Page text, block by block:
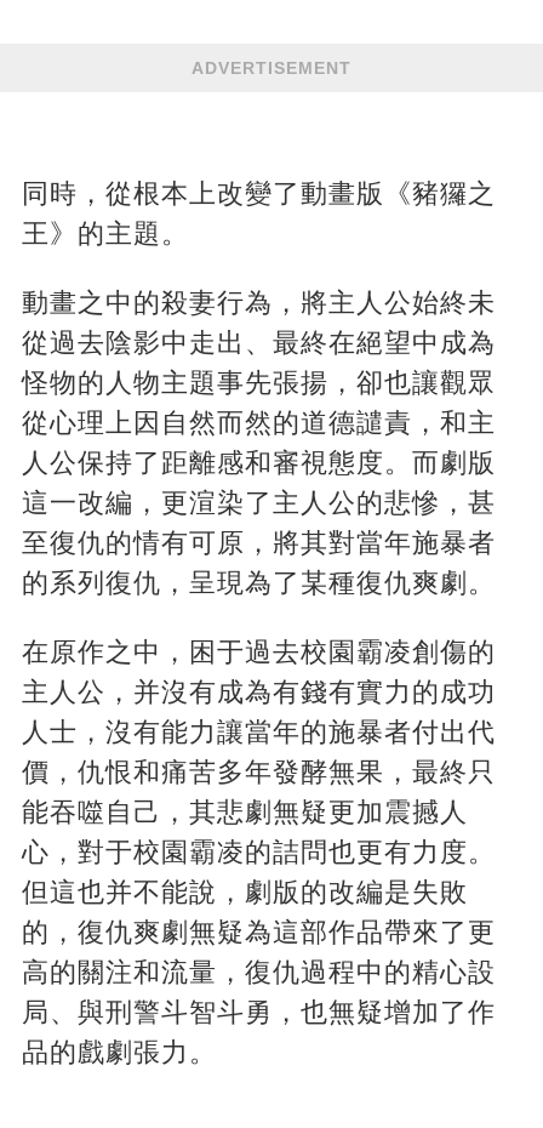
ADVERTISEMENT
同時，從根本上改變了動畫版《豬玀之
王》的主題。
動畫之中的殺妻行為，將主人公始終未
從過去陰影中走出、最終在絕望中成為
怪物的人物主題事先張揚，卻也讓觀眾
從心理上因自然而然的道德譴責，和主
人公保持了距離感和審視態度。而劇版
這一改編，更渲染了主人公的悲慘，甚
至復仇的情有可原，將其對當年施暴者
的系列復仇，呈現為了某種復仇爽劇。
在原作之中，困于過去校園霸凌創傷的
主人公，并沒有成為有錢有實力的成功
人士，沒有能力讓當年的施暴者付出代
價，仇恨和痛苦多年發酵無果，最終只
能吞噬自己，其悲劇無疑更加震撼人
心，對于校園霸凌的詰問也更有力度。
但這也并不能說，劇版的改編是失敗
的，復仇爽劇無疑為這部作品帶來了更
高的關注和流量，復仇過程中的精心設
局、與刑警斗智斗勇，也無疑增加了作
品的戲劇張力。